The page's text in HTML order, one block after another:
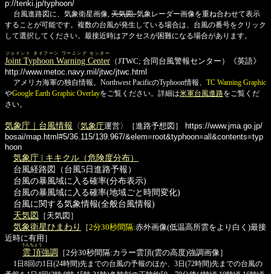
p://tenki.jp/typhoon/
台風進路図に、気象衛星画像, 天気図,気象レーダー画像を重ね合わせて表示
することが可能です。複数の台風が発生している場合は、台風の番号をクリック
して選択してください。最接近時はアクセスが困難になる場合があります。
Joint Typhoon Warning Center
ジョイント タイフーン ワーニング センター
（JTWC; 合同台風警報センター）《英語》
http://www.metoc.navy.mil/jtwc/jtwc.html
アメリカ海軍の独自情報。Northwest PacificのTyphoon情報、 TC Warning Graphic
やGoogle Earth Graphic Overlayをご覧ください。詳細は米軍台風進路をご覧くだ
さい。
気象庁｜台風情報 〈気象庁運営〉［進路予想図］
https://www.jma.go.jp/
bosai/map.html#5/36.115/139.967/&elem=root&typhoon=all&contents=typ
hoon
気象庁 | キキクル（危険度分布）
台風経路図（台風5日進路予報）
台風の暴風域に入る確率(分布表示)
台風の暴風域に入る確率(地域ごと時間変化)
台風に関する気象情報(全般台風情報)
天気図
［天気図］
気象衛星ひまわり ［2分30秒間隔:赤外画像(低温高所雲をより白く)最接
近時に有用］
雲頂
うんちょう
強調
［2分30秒間隔:カラー雲頂(雲の高度)強調画像］
1日8回の1日(24時間)先までの台風の予報のほか、3日(72時間)先までの台風の